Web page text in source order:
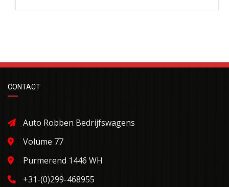
CONTACT
Auto Robben Bedrijfswagens
Volume 77
Purmerend 1446 WH
+31-(0)299-468955